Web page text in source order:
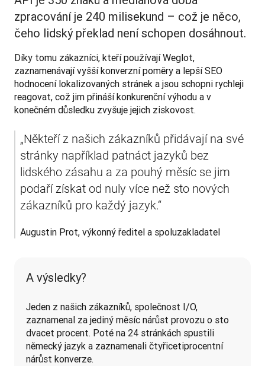
zpracování je 240 milisekund – což je něco,
čeho lidský překlad není schopen dosáhnout.
Díky tomu zákazníci, kteří používají Weglot,
zaznamenávají vyšší konverzní poměry a lepší SEO
hodnocení lokalizovaných stránek a jsou schopni rychleji
reagovat, což jim přináší konkurenční výhodu a v
konečném důsledku zvyšuje jejich ziskovost.
„Někteří z našich zákazníků přidávají na své
stránky například patnáct jazyků bez
lidského zásahu a za pouhý měsíc se jim
podaří získat od nuly více než sto nových
zákazníků pro každý jazyk.“
Augustin Prot, výkonný ředitel a spoluzakladatel
A výsledky?
Jeden z našich zákazníků, společnost I/O,
zaznamenal za jediný měsíc nárůst provozu o sto
dvacet procent. Poté na 24 stránkách spustili
německý jazyk a zaznamenali čtyřicetiprocentní
nárůst konverze.